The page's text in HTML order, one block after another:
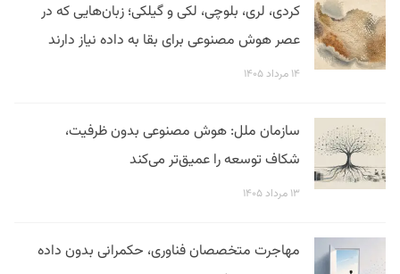
کردی، لری، بلوچی، لکی و گیلکی؛ زبان‌هایی که در
عصر هوش مصنوعی برای بقا به داده نیاز دارند
۱۴ مرداد ۱۴۰۵
سازمان ملل: هوش مصنوعی بدون ظرفیت،
شکاف توسعه را عمیق‌تر می‌کند
۱۳ مرداد ۱۴۰۵
مهاجرت متخصصان فناوری، حکمرانی بدون داده